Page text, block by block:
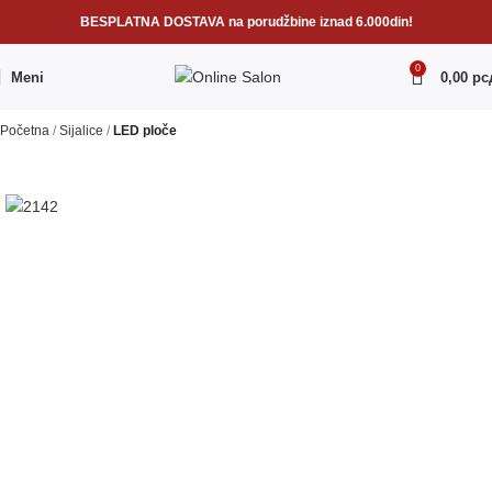
BESPLATNA DOSTAVA na porudžbine iznad 6.000din!
Meni
0
0,00
Početna Sijalice LED ploče